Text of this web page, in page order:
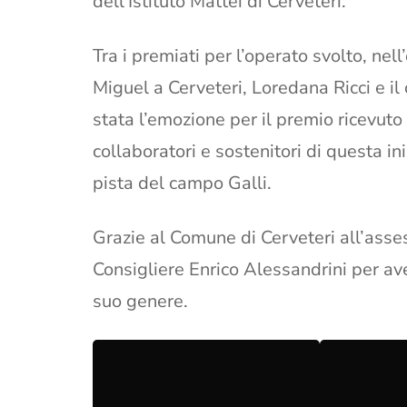
Tra i premiati per l’operato svolto,
Miguel a Cerveteri, Loredana Ricci e
stata l’emozione per il premio
collaboratori e sostenitori di questa
pista del campo Galli.
Grazie al Comune di Cerveteri
Consigliere Enrico Alessandrini per
suo genere.